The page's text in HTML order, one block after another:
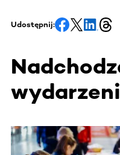
Udostępnij:
Ta sekcja zawiera